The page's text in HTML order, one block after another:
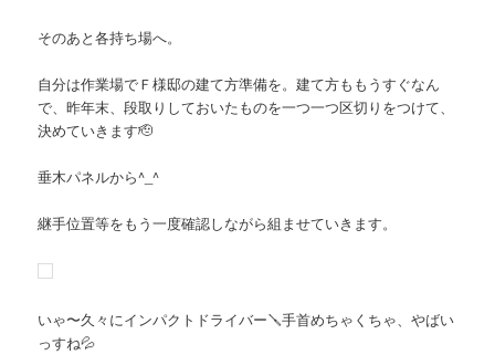
そのあと各持ち場へ。
自分は作業場でＦ様邸の建て方準備を。建て方ももうすぐなん
で、昨年末、段取りしておいたものを一つ一つ区切りをつけて、
決めていきます🫡
垂木パネルから^_^
継手位置等をもう一度確認しながら組ませていきます。
いゃ〜久々にインパクトドライバー🪛手首めちゃくちゃ、やばい
っすね💦